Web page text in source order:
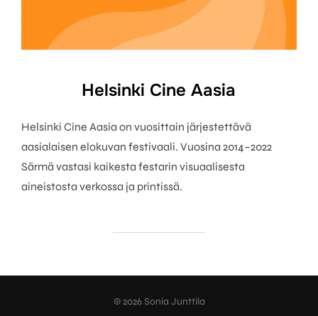
Helsinki Cine Aasia
Helsinki Cine Aasia on vuosittain järjestettävä
aasialaisen elokuvan festivaali. Vuosina 2014–2022
Särmä vastasi kaikesta festarin visuaalisesta
aineistosta verkossa ja printissä.
© 2026 Sonia Junttila